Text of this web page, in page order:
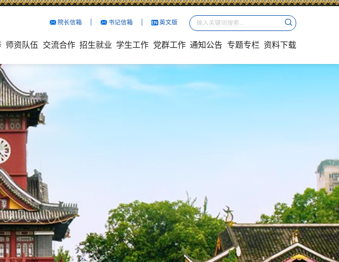
院长信箱
院长信箱
院长信箱
院长信箱
院长信箱
院长信箱
院长信箱
院长信箱
院长信箱
院长信箱
院长信箱
院长信箱
院长信箱
院长信箱
院长信箱
院长信箱
院长信箱
院长信箱
院长信箱
院长信箱
院长信箱
院长信箱
院长信箱
院长信箱
院长信箱
院长信箱
院长信箱
院长信箱
院长信箱
院长信箱
院长信箱
院长信箱
院长信箱
院长信箱
院长信箱
院长信箱
院长信箱
院长信箱
院长信箱
院长信箱
院长信箱
院长信箱
院长信箱
院长信箱
院长信箱
院长信箱
院长信箱
院长信箱
院长信箱
院长信箱
院长信箱
院长信箱
院长信箱
院长信箱
院长信箱
院长信箱
院长信箱
院长信箱
院长信箱
院长信箱
院长信箱
院长信箱
院长信箱
院长信箱
院长信箱
院长信箱
院长信箱
院长信箱
院长信箱
院长信箱
院长信箱
院长信箱
院长信箱
院长信箱
院长信箱
院长信箱
院长信箱
院长信箱
院长信箱